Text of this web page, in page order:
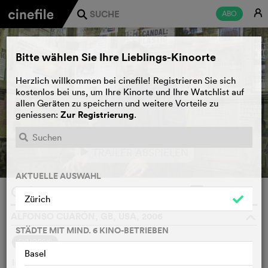
ABO E
j
Children of Men
SYNOPSIS
Im Jahre 2027 hat die Menschheit die Zeugungskraft
Bitte wählen Sie Ihre Lieblings-Kinoorte
Herzlich willkommen bei cinefile! Registrieren Sie sich
kostenlos bei uns, um Ihre Kinorte und Ihre Watchlist auf
allen Geräten zu speichern und weitere Vorteile zu
geniessen: Zur Registrierung.
AKTUELLE AUSWAHL
Zürich
STÄDTE MIT MIND. 6 KINO-BETRIEBEN
Basel